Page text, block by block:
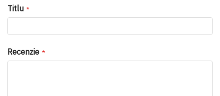
Titlu
Recenzie